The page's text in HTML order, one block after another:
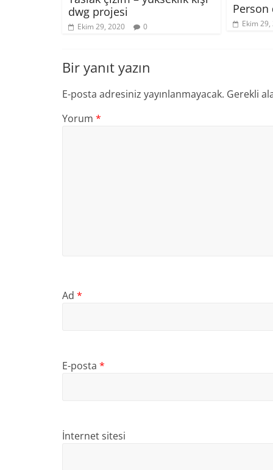
dwg projesi
Ekim 29, 2020 0
Person
Ekim
Bir yanıt yazın
E-posta adresiniz yayınlanmayacak. Gerekli
Yorum *
Ad *
E-posta *
İnternet sitesi